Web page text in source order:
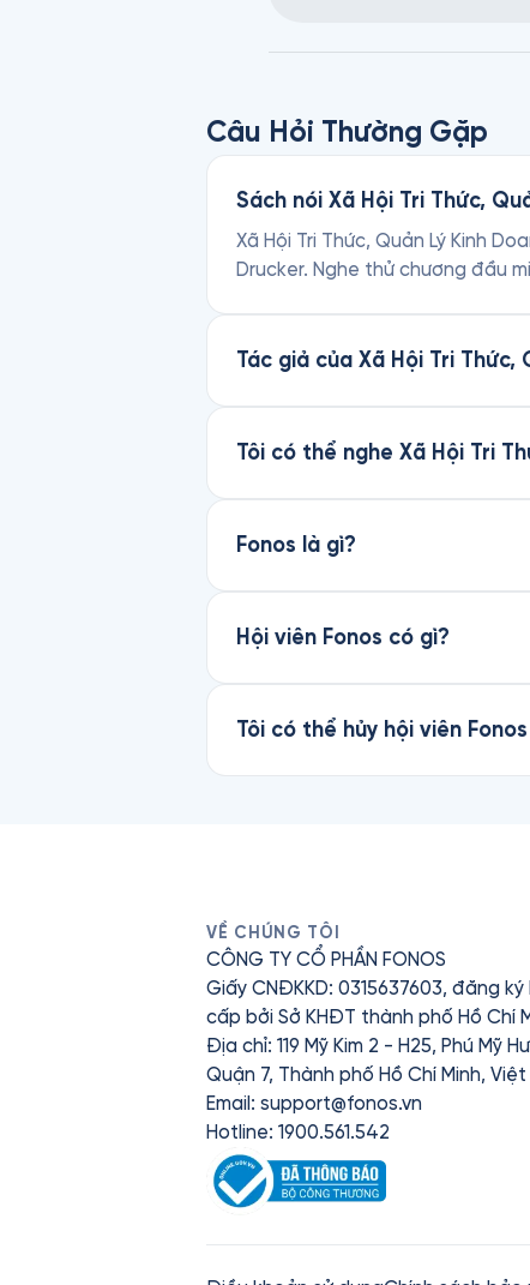
Câu Hỏi Thường Gặp
Sách nói Xã Hội Tri Thức,
Xã Hội Tri Thức, Quản Lý Kinh
Drucker. Nghe thử chương đầu
Tác giả của Xã Hội Tri Thức,
Tôi có thể nghe Xã Hội Tri
Fonos là gì?
Hội viên Fonos có gì?
Tôi có thể hủy hội viên
VỀ CHÚNG TÔI
CÔNG TY CỔ PHẦN FONOS
Giấy CNĐKKD: 0315637603, đăng
cấp bởi Sở KHĐT thành phố Hồ Chí
Địa chỉ: 119 Mỹ Kim 2 - H25, Phú Mỹ
Quận 7, Thành phố Hồ Chí Minh, Việt
Email: support@fonos.vn
Hotline: 1900.561.542